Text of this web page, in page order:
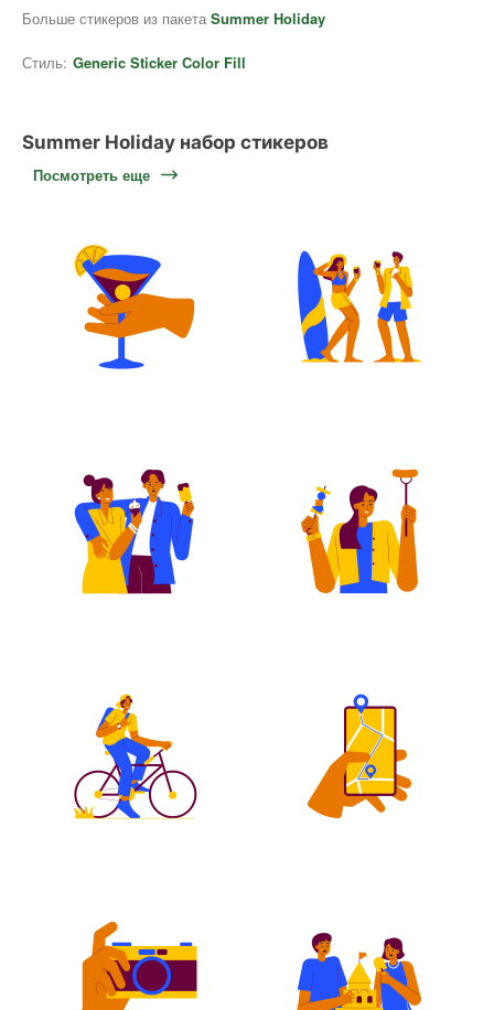
Больше стикеров из пакета Summer Holiday
Стиль: Generic Sticker Color Fill
Summer Holiday набор стикеров
Посмотреть еще